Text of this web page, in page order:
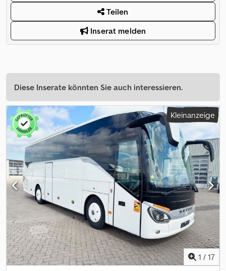
Teilen
Inserat melden
Diese Inserate könnten Sie auch interessieren.
Kleinanzeige
1 / 17